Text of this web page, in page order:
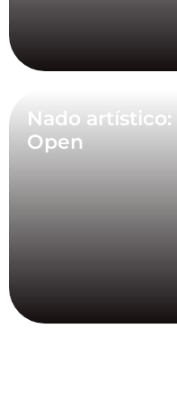
Nado artístico:
Open